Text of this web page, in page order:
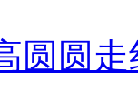
圆圆走